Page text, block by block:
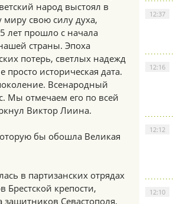
народ выстоял в
миру свою силу духа,
лет прошло с начала
страны. Эпоха
потерь, светлых надежд
историческая дата.
Всенародный
Мы отмечаем его по всей
Виктор Лиина.
бы обошла Великая
в партизанских отрядах
Брестской крепости,
защитников Севастополя,
12:37
12:16
12:12
12:10